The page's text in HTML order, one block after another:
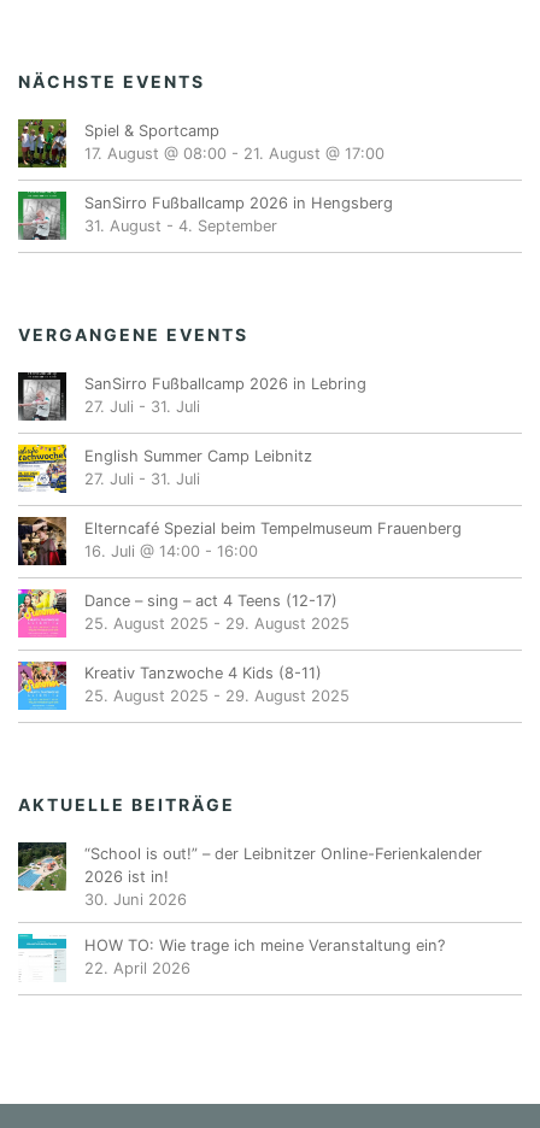
NÄCHSTE EVENTS
Spiel & Sportcamp
17. August @ 08:00 - 21. August @ 17:00
SanSirro Fußballcamp 2026 in Hengsberg
31. August - 4. September
VERGANGENE EVENTS
SanSirro Fußballcamp 2026 in Lebring
27. Juli - 31. Juli
English Summer Camp Leibnitz
27. Juli - 31. Juli
Elterncafé Spezial beim Tempelmuseum Frauenberg
16. Juli @ 14:00 - 16:00
Dance – sing – act 4 Teens (12-17)
25. August 2025 - 29. August 2025
Kreativ Tanzwoche 4 Kids (8-11)
25. August 2025 - 29. August 2025
AKTUELLE BEITRÄGE
“School is out!” – der Leibnitzer Online-Ferienkalender
2026 ist in!
30. Juni 2026
HOW TO: Wie trage ich meine Veranstaltung ein?
22. April 2026